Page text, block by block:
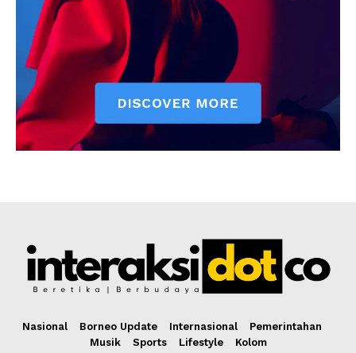
Nasional Borneo Update Internasional
Pemerintahan
Musik
Sports Lifestyle Kolom